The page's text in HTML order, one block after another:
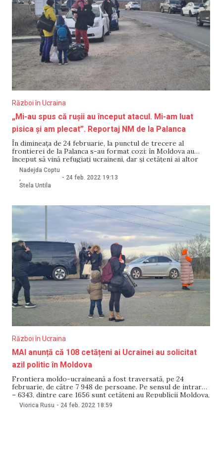
Război în Ucraina
„Mi-au spus că rușii au început atacul. Mi-am luat
pisica și am plecat”. Reportaj NM de la Palanca
În dimineața de 24 februarie, la punctul de trecere al
frontierei de la Palanca s-au format cozi: în Moldova au
început să vină refugiați ucraineni, dar și cetățeni ai altor
țări, care se tem să rămână în Ucraina. Familii întregi, cu
copii și animale domestice au trecut vama. Unii
intenționează
Nadejda Coptu
Stela Untila
- 24 feb. 2022 19:13
Război în Ucraina
MAI anunță că 108 cetățeni ai Ucrainei au solicitat
azil politic în Moldova
Frontiera moldo-ucraineană a fost traversată, pe 24
februarie, de către 7 948 de persoane. Pe sensul de intrare
– 6343, dintre care 1656 sunt cetățeni au Republicii Moldova,
iar 4244 de persoane sunt cetățeni ai Ucrainei. Datele au
Viorica Rusu - 24 feb. 2022 18:59